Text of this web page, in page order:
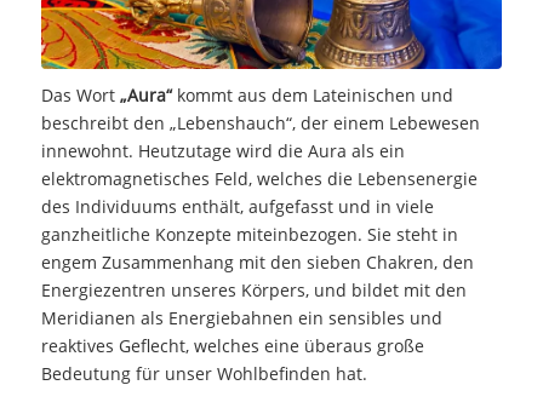
Das Wort „Aura“kommt aus dem Lateinischen und
beschreibt den „Lebenshauch“, der einem Lebewesen
innewohnt. Heutzutage wird die Aura als ein
elektromagnetisches Feld, welches die Lebensenergie
des Individuums enthält, aufgefasst und in viele
ganzheitliche Konzepte miteinbezogen. Sie steht in
engem Zusammenhang mit den sieben Chakren, den
Energiezentren unseres Körpers, und bildet mit den
Meridianen als Energiebahnen ein sensibles und
reaktives Geflecht, welches eine überaus große
Bedeutung für unser Wohlbefinden hat.